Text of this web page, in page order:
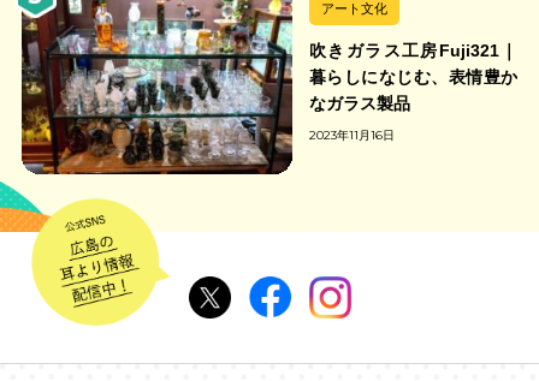
アート文化
吹きガラス工房Fuji321｜
暮らしになじむ、表情豊か
なガラス製品
2023年11月16日